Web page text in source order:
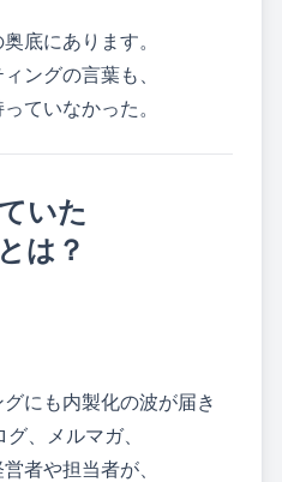
底にあります。
ングの言葉も、
ていなかった。
いた
は？
にも内製化の波が届き
、メルマガ、
者や担当者が、